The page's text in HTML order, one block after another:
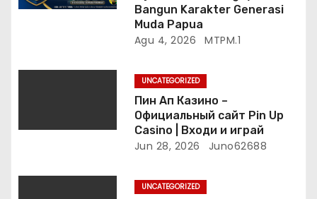
Bangun Karakter Generasi
Muda Papua
Agu 4, 2026 MTPM.1
UNCATEGORIZED
Пин Ап Казино –
Официальный сайт Pin Up
Casino | Входи и играй
Jun 28, 2026 Juno62688
UNCATEGORIZED